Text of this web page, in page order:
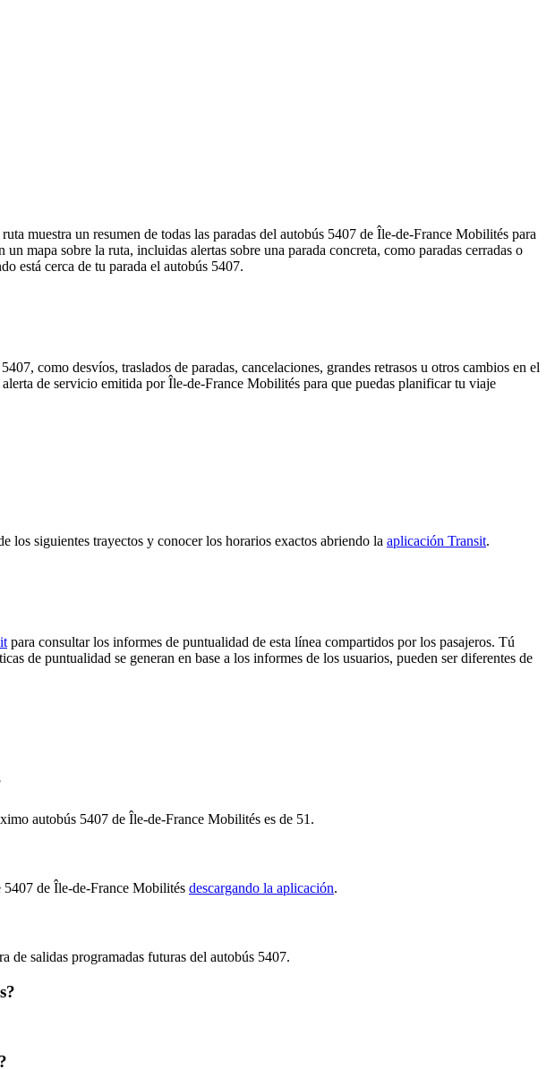
muestra un resumen de todas las paradas del autobús 5407 de Île-de-France Mobilités para
mapa sobre la ruta, incluidas alertas sobre una parada concreta, como paradas cerradas o
está cerca de tu parada el autobús 5407.
como desvíos, traslados de paradas, cancelaciones, grandes retrasos u otros cambios en el
de servicio emitida por Île-de-France Mobilités para que puedas planificar tu viaje
los siguientes trayectos y conocer los horarios exactos abriendo la aplicación Transit.
para consultar los informes de puntualidad de esta línea compartidos por los pasajeros. Tú
de puntualidad se generan en base a los informes de los usuarios, pueden ser diferentes de
autobús 5407 de Île-de-France Mobilités es de 51.
5407 de Île-de-France Mobilités descargando la aplicación.
de salidas programadas futuras del autobús 5407.